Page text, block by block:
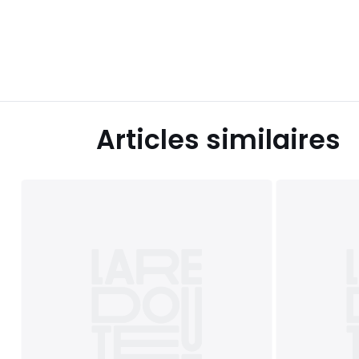
Articles similaires